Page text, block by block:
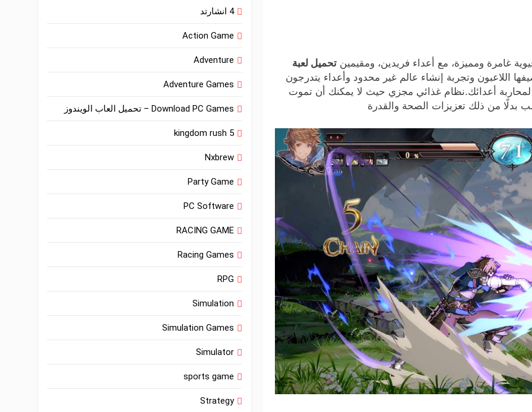
غامرة ومميزة، مع أعداء فريدين، ومقيمين تحميل لعبة
وتجربة إنشاء عالم غير محدود وأعداء يتدرجون
أعدائك.نظام غذائي مجزي حيث لا يمكنك أن تموت
بدلًا من ذلك تعزيزات الصحة والقدرة
4 انشارتد
Action Game
Adventure
Adventure Games
Download PC Games – تحميل العاب الويندوز
kingdom rush 5
Nxbrew
Party Game
PC Software
RACING GAME
Racing Games
RPG
Simulation
Simulation Games
Simulator
sports game
Strategy